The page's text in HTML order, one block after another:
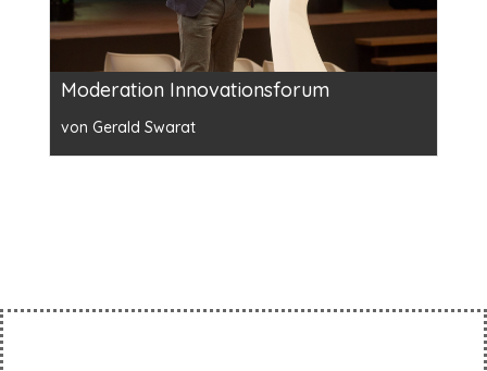
Moderation Innovationsforum
von Gerald Swarat